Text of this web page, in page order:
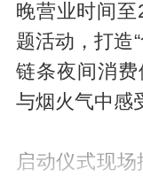
晚营业时间
题活动，打造
链条夜间消
与烟火气中感
启动仪式现